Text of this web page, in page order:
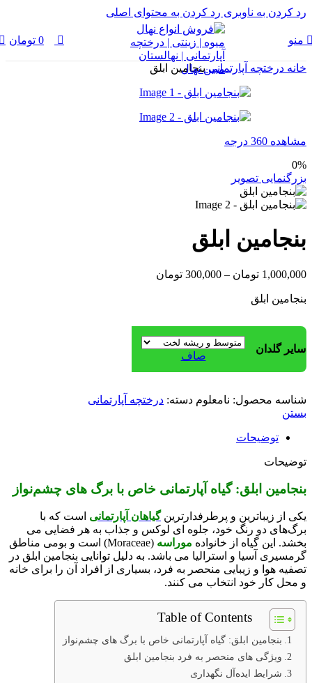
رد کردن به ناوبری رد کردن به محتوای اصلی
منو 0 تومان
خانه درختچه آپارتمانیبنجامین ابلق
مشاهده 360 درجه
0%
بزرگنمایی تصویر
بنجامین ابلق
1,000,000 تومان –
300,000 تومان
بنجامین ابلق
سایر گلدان
صاف
شناسه محصول: نامعلوم دسته: درختچه آپارتمانی
بستن
توضیحات
توضیحات
بنجامین ابلق: گیاه آپارتمانی خاص با برگ‌ های چشم‌نواز
یکی از زیباترین و پرطرفدارترین گیاهان آپارتمانیاست که با
برگ‌های دو رنگ خود، جلوه‌ ای لوکس و جذاب به هر فضایی می‌
بخشد. این گیاه از خانواده موراسه
(Moraceae) است و بومی مناطق
گرمسیری آسیا و استرالیا می‌ باشد. به دلیل توانایی بنجامین ابلق در
تصفیه هوا و زیبایی منحصر به‌ فرد، بسیاری از افراد آن را برای خانه
و محل کار خود انتخاب می‌ کنند.
Table of Contents
بنجامین ابلق: گیاه آپارتمانی خاص با برگ‌ های چشم‌نواز
ویژگی‌ های منحصر به‌ فرد بنجامین ابلق
شرایط ایده‌آل نگهداری